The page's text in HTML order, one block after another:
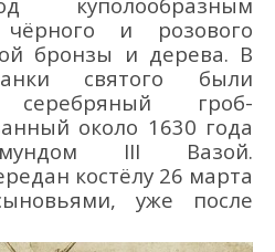
и розового
бронзы и дерева. В
святого были
гроб-
около 1630 года
III Вазой.
костёлу 26 марта
уже после